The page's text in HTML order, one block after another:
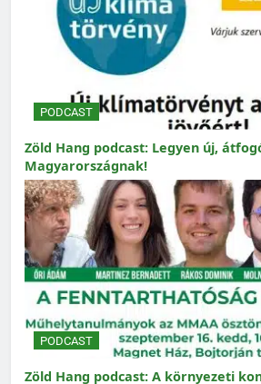
PODCAST
Zöld Hang podcast: Legyen új,
Magyarországnak!
PODCAST
Zöld Hang podcast: A környezeti